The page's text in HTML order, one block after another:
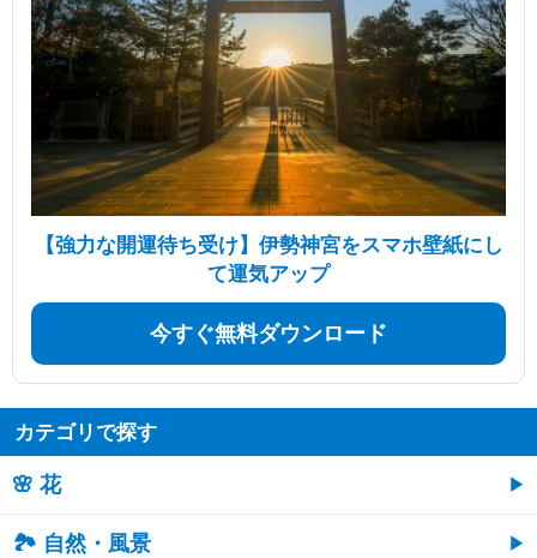
【強力な開運待ち受け】伊勢神宮をスマホ壁紙にし
て運気アップ
今すぐ無料ダウンロード
カテゴリで探す
🌸 花
🏞️ 自然・風景